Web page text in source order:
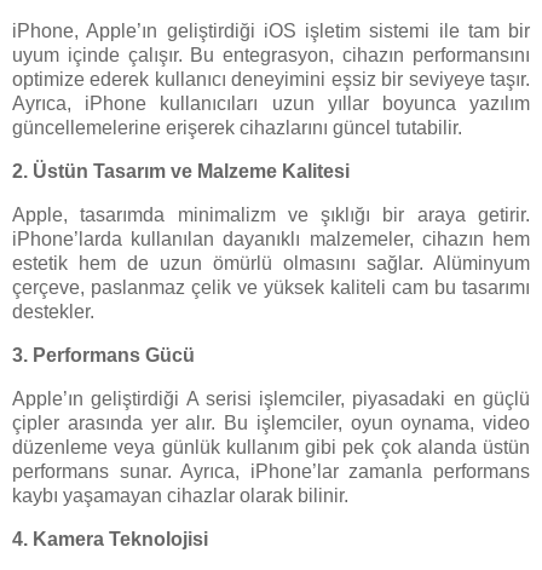
iPhone, Apple’ın geliştirdiği iOS işletim sistemi ile tam bir
uyum içinde çalışır. Bu entegrasyon, cihazın performansını
optimize ederek kullanıcı deneyimini eşsiz bir seviyeye taşır.
Ayrıca, iPhone kullanıcıları uzun yıllar boyunca yazılım
güncellemelerine erişerek cihazlarını güncel tutabilir.
2. Üstün Tasarım ve Malzeme Kalitesi
Apple, tasarımda minimalizm ve şıklığı bir araya getirir.
iPhone’larda kullanılan dayanıklı malzemeler, cihazın hem
estetik hem de uzun ömürlü olmasını sağlar. Alüminyum
çerçeve, paslanmaz çelik ve yüksek kaliteli cam bu tasarımı
destekler.
3. Performans Gücü
Apple’ın geliştirdiği A serisi işlemciler, piyasadaki en güçlü
çipler arasında yer alır. Bu işlemciler, oyun oynama, video
düzenleme veya günlük kullanım gibi pek çok alanda üstün
performans sunar. Ayrıca, iPhone’lar zamanla performans
kaybı yaşamayan cihazlar olarak bilinir.
4. Kamera Teknolojisi